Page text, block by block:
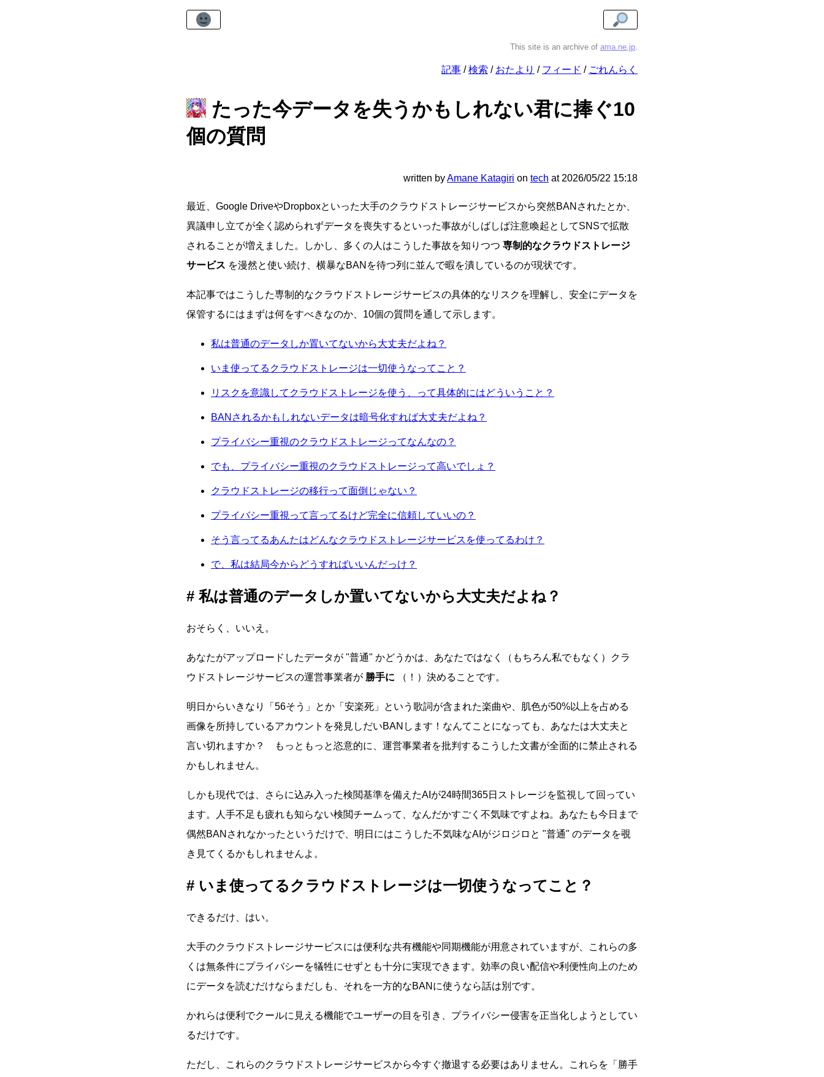
This site is an archive of ama.ne.jp.
記事 検索 おたより フィード ごれんらく
たった今データを失うかもしれない君に捧ぐ10
個の質問
written byAmane Katagiri on tech at 2026/05/22 15:18
最近、Google DriveやDropboxといった大手のクラウドストレージサービスから突然BANされたとか、
異議申し立てが全く認められずデータを喪失するといった事故がしばしば注意喚起としてSNSで拡散
されることが増えました。しかし、多くの人はこうした事故を知りつつ 専制的なクラウドストレージ
サービス を漫然と使い続け、横暴なBANを待つ列に並んで暇を潰しているのが現状です。
本記事ではこうした専制的なクラウドストレージサービスの具体的なリスクを理解し、安全にデータを
保管するにはまずは何をすべきなのか、10個の質問を通して示します。
私は普通のデータしか置いてないから大丈夫だよね？
いま使ってるクラウドストレージは一切使うなってこと？
リスクを意識してクラウドストレージを使う、って具体的にはどういうこと？
BANされるかもしれないデータは暗号化すれば大丈夫だよね？
プライバシー重視のクラウドストレージってなんなの？
でも、プライバシー重視のクラウドストレージって高いでしょ？
クラウドストレージの移行って面倒じゃない？
プライバシー重視って言ってるけど完全に信頼していいの？
そう言ってるあんたはどんなクラウドストレージサービスを使ってるわけ？
で、私は結局今からどうすればいいんだっけ？
私は普通のデータしか置いてないから大丈夫だよね？
おそらく、いいえ。
あなたがアップロードしたデータが 普通
かどうかは、あなたではなく（もちろん私でもなく）クラ
ウドストレージサービスの運営事業者が 勝手に （！）決めることです。
明日からいきなり「56そう」とか「安楽死」という歌詞が含まれた楽曲や、肌色が50%以上を占める
画像を所持しているアカウントを発見しだいBANします！なんてことになっても、あなたは大丈夫と
言い切れますか？ もっともっと恣意的に、運営事業者を批判するこうした文書が全面的に禁止される
かもしれません。
しかも現代では、さらに込み入った検閲基準を備えたAIが24時間365日ストレージを監視して回ってい
ます。人手不足も疲れも知らない検閲チームって、なんだかすごく不気味ですよね。あなたも今日まで
偶然BANされなかったというだけで、明日にはこうした不気味なAIがジロジロと
普通
のデータを覗
き見てくるかもしれませんよ。
いま使ってるクラウドストレージは一切使うなってこと？
できるだけ、はい。
大手のクラウドストレージサービスには便利な共有機能や同期機能が用意されていますが、これらの多
くは無条件にプライバシーを犠牲にせずとも十分に実現できます。効率の良い配信や利便性向上のため
にデータを読むだけならまだしも、それを一方的なBANに使うなら話は別です。
かれらは便利でクールに見える機能でユーザーの目を引き、プライバシー侵害を正当化しようとしてい
るだけです。
ただし、これらのクラウドストレージサービスから今すぐ撤退する必要はありません。これらを「勝手